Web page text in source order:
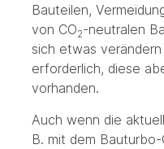
Bauteilen,
von CO2-neutralen
sich etwas
erforderlich, diese
vorhanden.
Auch wenn die
B. mit dem